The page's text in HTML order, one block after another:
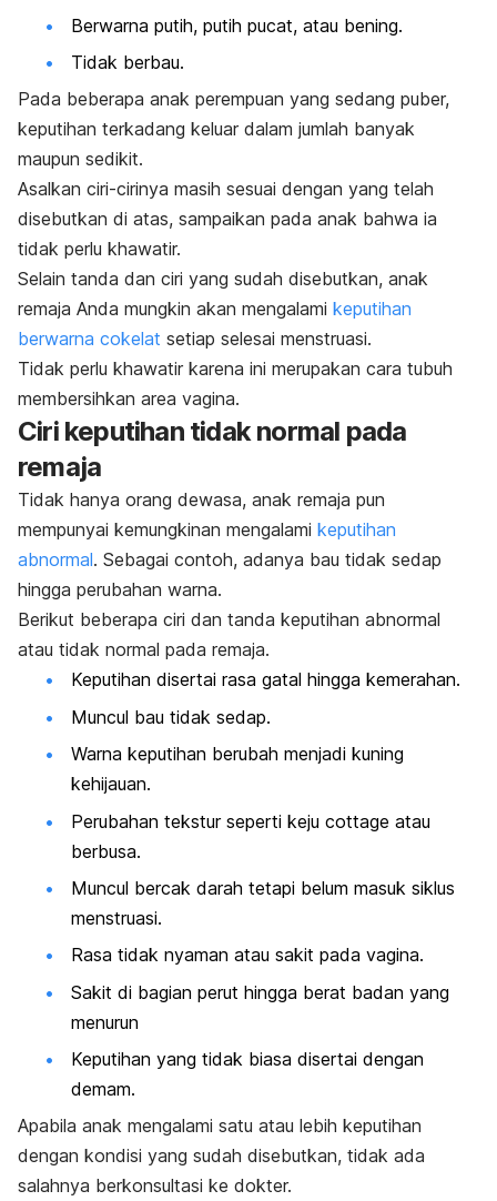
Berwarna putih, putih pucat, atau bening.
Tidak berbau.
Pada beberapa anak perempuan yang sedang puber,
keputihan terkadang keluar dalam jumlah banyak
maupun sedikit.
Asalkan ciri-cirinya masih sesuai dengan yang telah
disebutkan di atas, sampaikan pada anak bahwa ia
tidak perlu khawatir.
Selain tanda dan ciri yang sudah disebutkan, anak
remaja Anda mungkin akan mengalami keputihan
berwarna cokelat setiap selesai menstruasi.
Tidak perlu khawatir karena ini merupakan cara tubuh
membersihkan area vagina.
Ciri keputihan tidak normal pada
remaja
Tidak hanya orang dewasa, anak remaja pun
mempunyai kemungkinan mengalami keputihan
abnormal. Sebagai contoh, adanya bau tidak sedap
hingga perubahan warna.
Berikut beberapa ciri dan tanda keputihan abnormal
atau tidak normal pada remaja.
Keputihan disertai rasa gatal hingga kemerahan.
Muncul bau tidak sedap.
Warna keputihan berubah menjadi kuning
kehijauan.
Perubahan tekstur seperti keju cottage atau
berbusa.
Muncul bercak darah tetapi belum masuk siklus
menstruasi.
Rasa tidak nyaman atau sakit pada vagina.
Sakit di bagian perut hingga berat badan yang
menurun
Keputihan yang tidak biasa disertai dengan
demam.
Apabila anak mengalami satu atau lebih keputihan
dengan kondisi yang sudah disebutkan, tidak ada
salahnya berkonsultasi ke dokter.